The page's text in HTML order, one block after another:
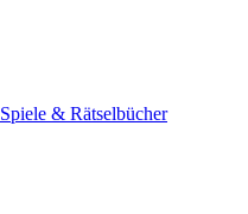
Spiele & Rätselbücher